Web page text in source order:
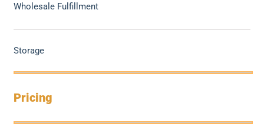
Wholesale Fulfillment
Storage
Pricing